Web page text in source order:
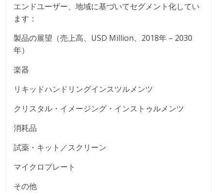
エンドユーザー、地域に基づいてセグメント化してい
ます：
製品の展望（売上高、USD Million、2018年 – 2030
年）
楽器
リキッドハンドリングインスツルメンツ
クリスタル・イメージング・インストゥルメンツ
消耗品
試薬・キット／スクリーン
マイクロプレート
その他